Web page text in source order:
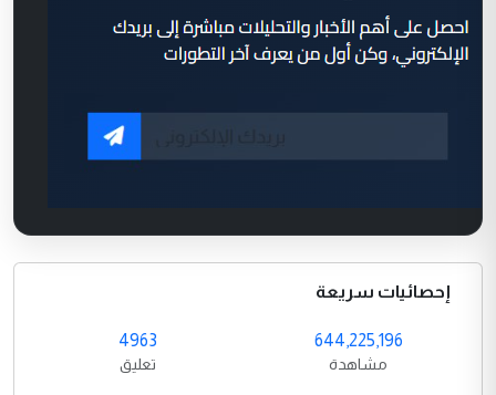
إحصائيات سريعة
644,225,196
مشاهدة
4963
تعليق